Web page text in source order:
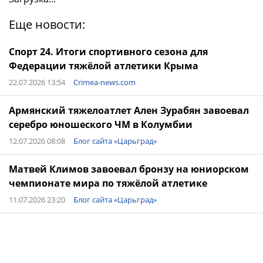
Еще новости:
Спорт 24. Итоги спортивного сезона для
Федерации тяжёлой атлетики Крыма
22.07.2026 13:54 Crimea-news.com
Армянский тяжелоатлет Ален Зурабян завоевал
серебро юношеского ЧМ в Колумбии
12.07.2026 08:08 Блог сайта «Царьград»
Матвей Климов завоевал бронзу на юниорском
чемпионате мира по тяжёлой атлетике
11.07.2026 23:20 Блог сайта «Царьград»